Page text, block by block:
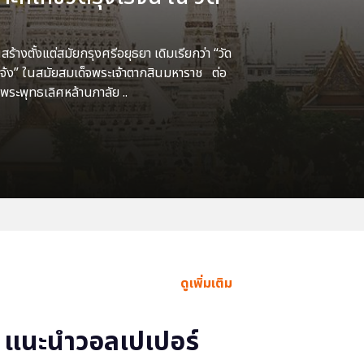
ร้างตั้งแต่สมัยกรุงศรีอยุธยา เดิมเรียกว่า “วัด
” ในสมัยสมเด็จพระเจ้าตากสินมหาราช ต่อ
ระพุทธเลิศหล้านภาลัย ..
ดูเพิ่มเติม
แนะนำวอลเปเปอร์